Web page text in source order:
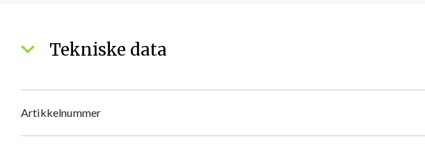
Tekniske data
Artikkelnummer